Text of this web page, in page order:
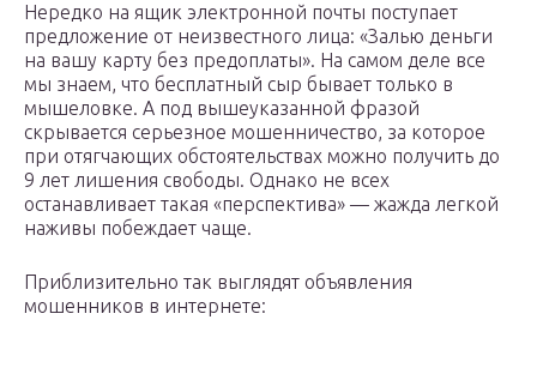
Нередко на ящик электронной почты поступает
предложение от неизвестного лица: «Залью деньги
на вашу карту без предоплаты». На самом деле все
мы знаем, что бесплатный сыр бывает только в
мышеловке. А под вышеуказанной фразой
скрывается серьезное мошенничество, за которое
при отягчающих обстоятельствах можно получить до
9 лет лишения свободы. Однако не всех
останавливает такая «перспектива» — жажда легкой
наживы побеждает чаще.
Приблизительно так выглядят объявления
мошенников в интернете: